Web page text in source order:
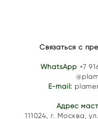
Связаться с
WhatsApp +7
E-mail:
Адрес
111024, г. Москва,